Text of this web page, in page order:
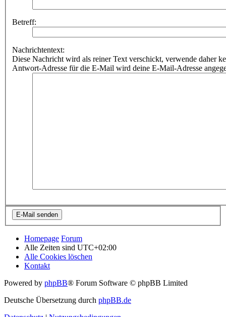
Betreff:
Nachrichtentext:
Diese Nachricht wird als reiner Text verschickt, verwende daher
Antwort-Adresse für die E-Mail wird deine E-Mail-Adresse
Homepage Forum
Alle Zeiten sind UTC+02:00
Alle Cookies löschen
Kontakt
Powered by phpBB® Forum Software © phpBB Limited
Deutsche Übersetzung durch phpBB.de